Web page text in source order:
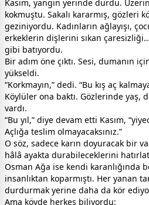
Kasım, yangın yerinde durdu.
kokmuştu. Sakalı kararmış, gözleri
geziniyordu. Kadınların ağlayışı,
erkeklerin dişlerini sıkan
gibi batıyordu.
Bir adım öne çıktı. Sesi, dumanın
yükseldi.
“Korkmayın,” dedi. “Bu kış aç
Köylüler ona baktı. Gözlerinde yaş,
vardı.
“Bu yıl,” diye devam etti Kasım,
Açlığa teslim olmayacaksınız.”
O söz, sadece karın doyuracak bir
hâlâ ayakta durabileceklerini
Osman Ağa ise kendi karanlığında
insanlıktan koparmıştı. Her yanan
durdurmak yerine daha da kör
Ama köyde herkes biliyordu: